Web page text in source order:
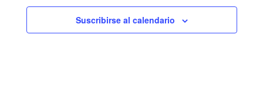
Suscribirse al calendario